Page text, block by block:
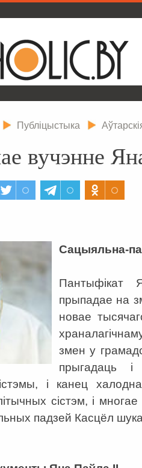
Публіцыстыка
вучэнне
Сацыяльна-
Пантыфікат
прыпадае на
новае
змен у
прыгадаць
і канец
сістэм, і
падзей Касцёл